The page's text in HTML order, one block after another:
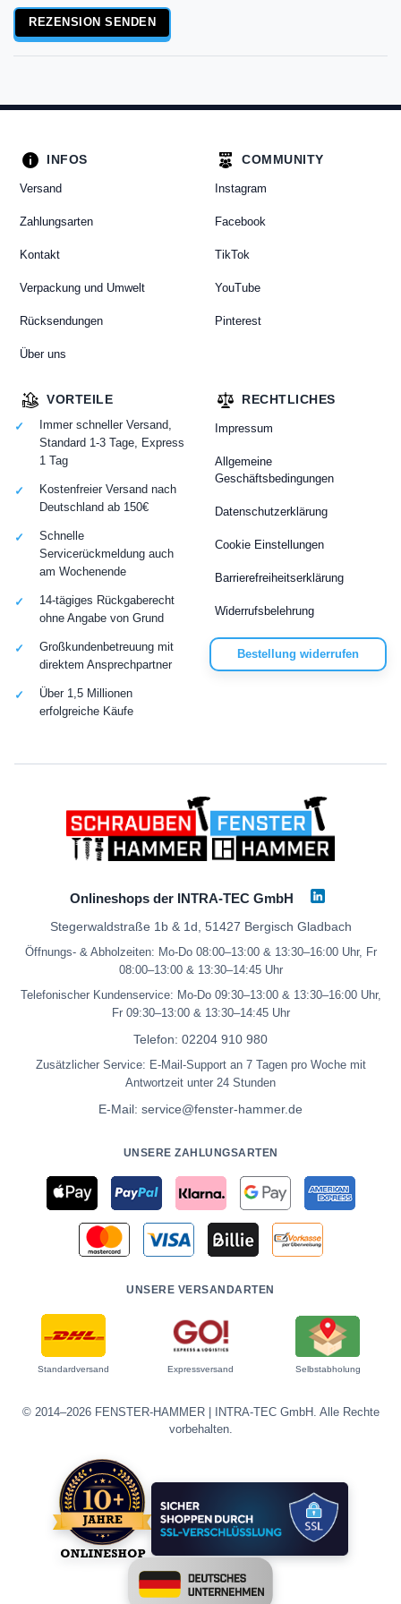
REZENSION SENDEN
INFOS
Versand
Zahlungsarten
Kontakt
Verpackung und Umwelt
Rücksendungen
Über uns
COMMUNITY
Instagram
Facebook
TikTok
YouTube
Pinterest
RECHTLICHES
Impressum
Allgemeine
Geschäftsbedingungen
Datenschutzerklärung
Cookie Einstellungen
Barrierefreiheitserklärung
Widerrufsbelehrung
Bestellung widerrufen
VORTEILE
Immer schneller Versand,
Standard 1-3 Tage, Express
1 Tag
Kostenfreier Versand nach
Deutschland ab 150€
Schnelle
Servicerückmeldung auch
am Wochenende
14-tägiges Rückgaberecht
ohne Angabe von Grund
Großkundenbetreuung mit
direktem Ansprechpartner
Über 1,5 Millionen
erfolgreiche Käufe
Onlineshops der INTRA-TEC GmbH
Stegerwaldstraße 1b & 1d, 51427 Bergisch Gladbach
Öffnungs- & Abholzeiten: Mo-Do 08:00–13:00 & 13:30–16:00 Uhr, Fr
08:00–13:00 & 13:30–14:45 Uhr
Telefonischer Kundenservice: Mo-Do 09:30–13:00 & 13:30–16:00 Uhr,
Fr 09:30–13:00 & 13:30–14:45 Uhr
Telefon: 02204 910 980
Zusätzlicher Service: E-Mail-Support an 7 Tagen pro Woche mit
Antwortzeit unter 24 Stunden
E-Mail: service@fenster-hammer.de
UNSERE ZAHLUNGSARTEN
UNSERE VERSANDARTEN
Standardversand Expressversand Selbstabholung
© 2014–2026 FENSTER-HAMMER | INTRA-TEC GmbH. Alle Rechte
vorbehalten.